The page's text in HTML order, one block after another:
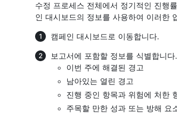
수정 프로세스 전체에서 정기적인 진행
인 대시보드의 정보를 사용하여 이러한
캠페인 대시보드로 이동합니다.
보고서에 포함할 정보를 식별합니
이번 주에 해결된 경고
남아있는 열린 경고
진행 중인 항목과 위험에 처한
주목할 만한 성과 또는 방해 요